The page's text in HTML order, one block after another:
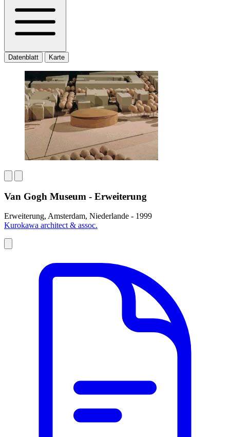
Datenblatt Karte
Van Gogh Museum - Erweiterung
Erweiterung, Amsterdam, Niederlande - 1999
Kurokawa architect & assoc.